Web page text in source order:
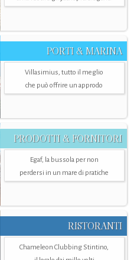
PORTI & MARINA
Villasimius, tutto il meglio
che può offrire un approdo
PRODOTTI & FORNITORI
Egaf, la bussola per non
perdersi in un mare di pratiche
RISTORANTI
Chameleon Clubbing Stintino,